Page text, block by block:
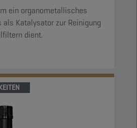
ein organometallisches
als Katalysator zur Reinigung
dient.